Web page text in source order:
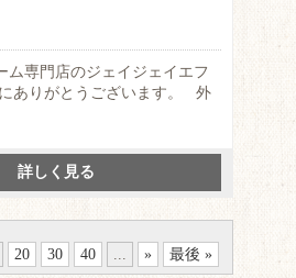
ム専門店のジェイジェイエフ
ありがとうございます。 外
詳しく見る
20 30 40 ... » 最後 »